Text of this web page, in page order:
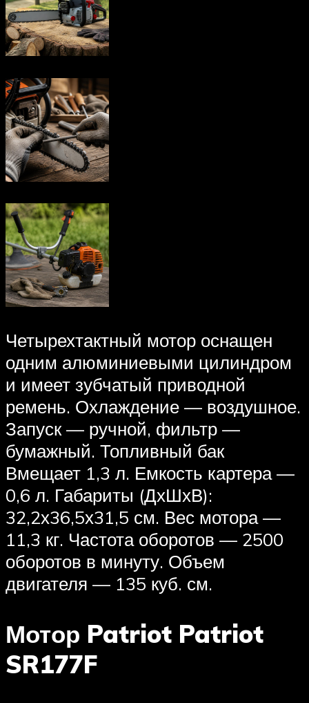
Четырехтактный мотор оснащен
одним алюминиевыми цилиндром
и имеет зубчатый приводной
ремень. Охлаждение — воздушное.
Запуск — ручной, фильтр —
бумажный. Топливный бак
Вмещает 1,3 л. Емкость картера —
0,6 л. Габариты (ДхШхВ):
32,2х36,5х31,5 см. Вес мотора —
11,3 кг. Частота оборотов — 2500
оборотов в минуту. Объем
двигателя — 135 куб. см.
Мотор Patriot Patriot
SR177F